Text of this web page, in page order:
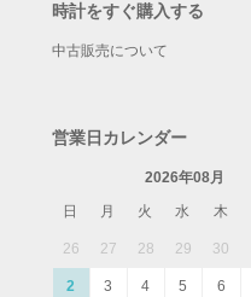
時計をすぐ購入する
中古販売について
営業日カレンダー
2026年08月
日
月 火 水 木
26 27 28 29 30
2 3 4 5 6